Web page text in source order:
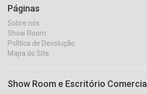
Páginas
Sobre nós
Show Room
Política de Devolução
Mapa do Site
Show Room e Escritório Comercial